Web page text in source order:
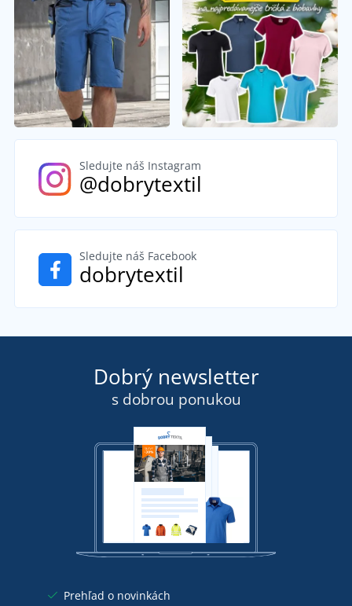
Sledujte náš Instagram
@dobrytextil
Sledujte náš Facebook
dobrytextil
Dobrý newsletter
s dobrou ponukou
Prehľad o novinkách